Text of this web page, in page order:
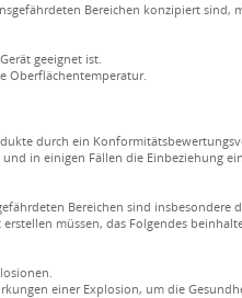
Bereichen konzipiert
geeignet ist.
Oberflächentemperatur.
durch ein
in einigen Fällen die Einbeziehung
Bereichen sind insbesondere
müssen, das Folgendes
einer Explosion, um die